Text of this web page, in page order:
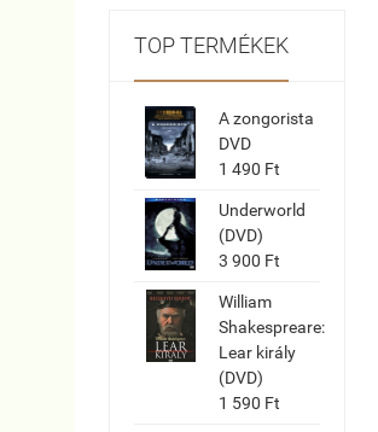
TOP TERMÉKEK
A zongorista
DVD
1 490 Ft
Underworld
(DVD)
3 900 Ft
William
Shakespreare:
Lear király
(DVD)
1 590 Ft